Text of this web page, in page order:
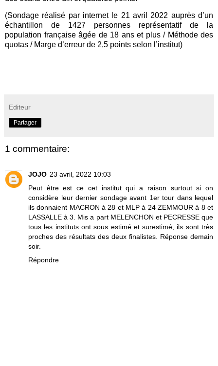
(Sondage réalisé par internet le 21 avril 2022 auprès d’un
échantillon de 1427 personnes représentatif de la
population française âgée de 18 ans et plus / Méthode des
quotas / Marge d’erreur de 2,5 points selon l’institut)
Editeur
Partager
1 commentaire:
JOJO 23 avril, 2022 10:03
Peut être est ce cet institut qui a raison surtout si on
considère leur dernier sondage avant 1er tour dans lequel
ils donnaient MACRON à 28 et MLP à 24 ZEMMOUR à 8 et
LASSALLE à 3. Mis a part MELENCHON et PECRESSE que
tous les instituts ont sous estimé et surestimé, ils sont très
proches des résultats des deux finalistes. Réponse demain
soir.
Répondre